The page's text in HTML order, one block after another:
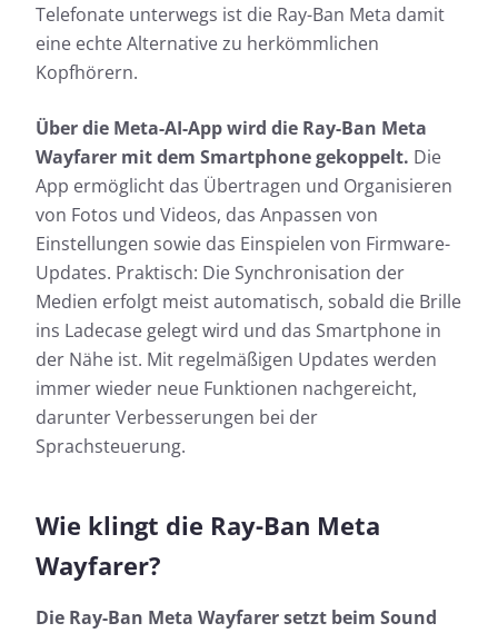
Telefonate unterwegs ist die Ray-Ban Meta damit
eine echte Alternative zu herkömmlichen
Kopfhörern.
Über die Meta-AI-App wird die Ray-Ban Meta
Wayfarer mit dem Smartphone gekoppelt. Die
App ermöglicht das Übertragen und Organisieren
von Fotos und Videos, das Anpassen von
Einstellungen sowie das Einspielen von Firmware-
Updates. Praktisch: Die Synchronisation der
Medien erfolgt meist automatisch, sobald die Brille
ins Ladecase gelegt wird und das Smartphone in
der Nähe ist. Mit regelmäßigen Updates werden
immer wieder neue Funktionen nachgereicht,
darunter Verbesserungen bei der
Sprachsteuerung.
Wie klingt die Ray-Ban Meta
Wayfarer?
Die Ray-Ban Meta Wayfarer setzt beim Sound